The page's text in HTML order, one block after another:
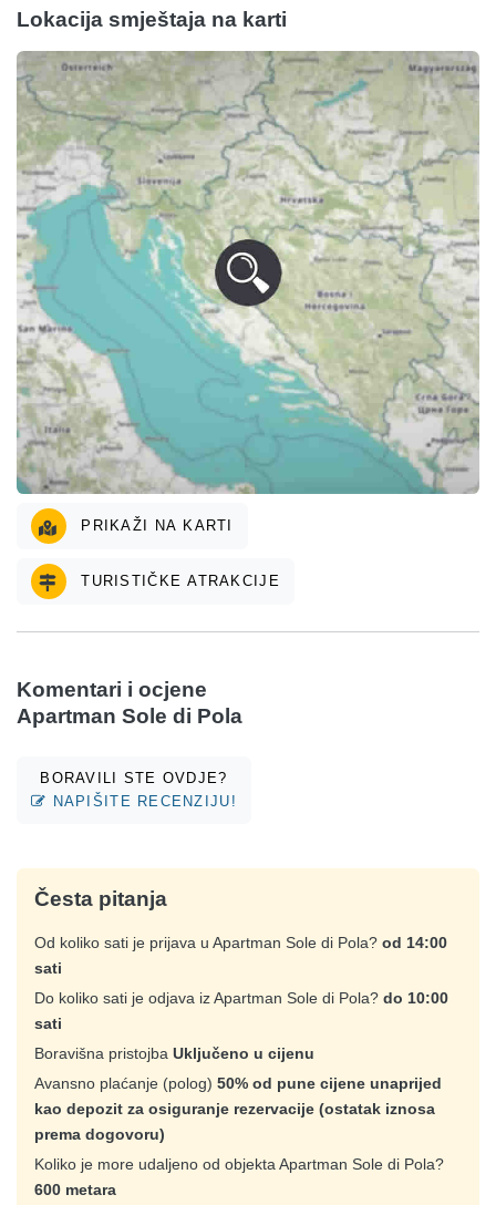
Lokacija smještaja na karti
PRIKAŽI NA KARTI
TURISTIČKE ATRAKCIJE
Komentari i ocjene
Apartman Sole di Pola
BORAVILI STE OVDJE?
NAPIŠITE RECENZIJU!
Česta pitanja
Od koliko sati je prijava u Apartman Sole di Pola? od 14:00
sati
Do koliko sati je odjava iz Apartman Sole di Pola? do 10:00
sati
Boravišna pristojba Uključeno u cijenu
Avansno plaćanje (polog) 50% od pune cijene unaprijed
kao depozit za osiguranje rezervacije (ostatak iznosa
prema dogovoru)
Koliko je more udaljeno od objekta Apartman Sole di Pola?
600 metara